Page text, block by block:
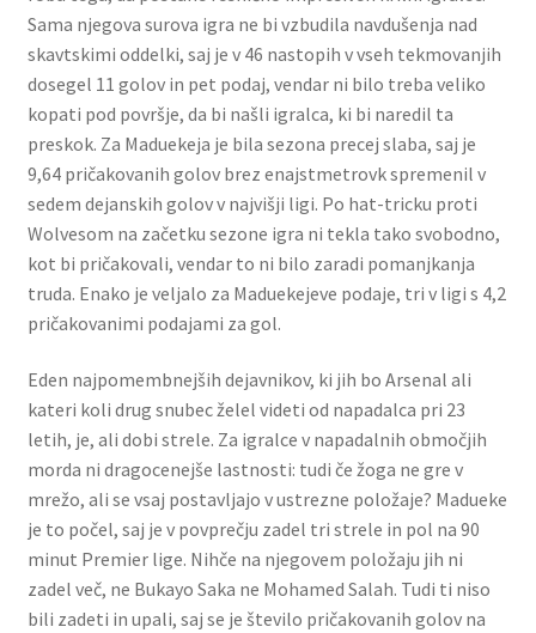
Sama njegova surova igra ne bi vzbudila navdušenja nad
skavtskimi oddelki, saj je v 46 nastopih v vseh tekmovanjih
dosegel 11 golov in pet podaj, vendar ni bilo treba veliko
kopati pod površje, da bi našli igralca, ki bi naredil ta
preskok. Za Maduekeja je bila sezona precej slaba, saj je
9,64 pričakovanih golov brez enajstmetrovk spremenil v
sedem dejanskih golov v najvišji ligi. Po hat-tricku proti
Wolvesom na začetku sezone igra ni tekla tako svobodno,
kot bi pričakovali, vendar to ni bilo zaradi pomanjkanja
truda. Enako je veljalo za Maduekejeve podaje, tri v ligi s 4,2
pričakovanimi podajami za gol.
Eden najpomembnejših dejavnikov, ki jih bo Arsenal ali
kateri koli drug snubec želel videti od napadalca pri 23
letih, je, ali dobi strele. Za igralce v napadalnih območjih
morda ni dragocenejše lastnosti: tudi če žoga ne gre v
mrežo, ali se vsaj postavljajo v ustrezne položaje? Madueke
je to počel, saj je v povprečju zadel tri strele in pol na 90
minut Premier lige. Nihče na njegovem položaju jih ni
zadel več, ne Bukayo Saka ne Mohamed Salah. Tudi ti niso
bili zadeti in upali, saj se je število pričakovanih golov na